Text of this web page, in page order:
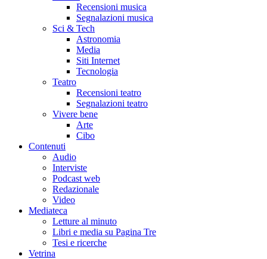
Recensioni musica
Segnalazioni musica
Sci & Tech
Astronomia
Media
Siti Internet
Tecnologia
Teatro
Recensioni teatro
Segnalazioni teatro
Vivere bene
Arte
Cibo
Contenuti
Audio
Interviste
Podcast web
Redazionale
Video
Mediateca
Letture al minuto
Libri e media su Pagina Tre
Tesi e ricerche
Vetrina